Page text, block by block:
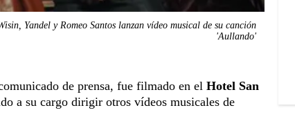
Yandel y Romeo Santos lanzan vídeo musical de su canción
'Aullando'
de prensa, fue filmado en el Hotel San
a su cargo dirigir otros vídeos musicales de